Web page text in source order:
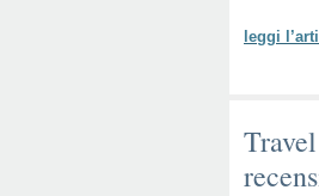
leggi